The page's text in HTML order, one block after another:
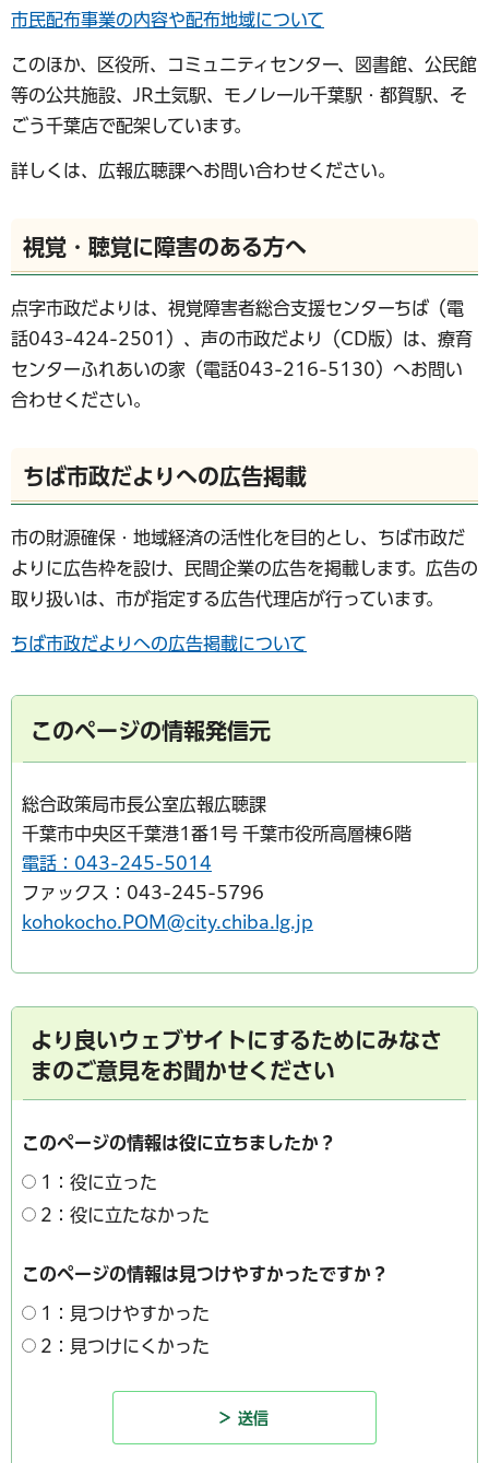
市民配布事業の内容や配布地域について
このほか、区役所、コミュニティセンター、図書館、公民館
等の公共施設、JR土気駅、モノレール千葉駅・都賀駅、そ
ごう千葉店で配架しています。
詳しくは、広報広聴課へお問い合わせください。
視覚・聴覚に障害のある方へ
点字市政だよりは、視覚障害者総合支援センターちば（電
話043-424-2501）、声の市政だより（CD版）は、療育
センターふれあいの家（電話043-216-5130）へお問い
合わせください。
ちば市政だよりへの広告掲載
市の財源確保・地域経済の活性化を目的とし、ちば市政だ
よりに広告枠を設け、民間企業の広告を掲載します。広告の
取り扱いは、市が指定する広告代理店が行っています。
ちば市政だよりへの広告掲載について
このページの情報発信元
総合政策局市長公室広報広聴課
千葉市中央区千葉港1番1号 千葉市役所高層棟6階
電話：043-245-5014
ファックス：043-245-5796
kohokocho.POM@city.chiba.lg.jp
より良いウェブサイトにするためにみなさ
まのご意見をお聞かせください
このページの情報は役に立ちましたか？
1：役に立った
2：役に立たなかった
このページの情報は見つけやすかったですか？
1：見つけやすかった
2：見つけにくかった